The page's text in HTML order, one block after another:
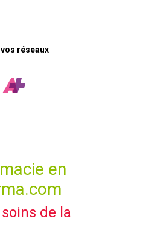
réseaux
en
de la